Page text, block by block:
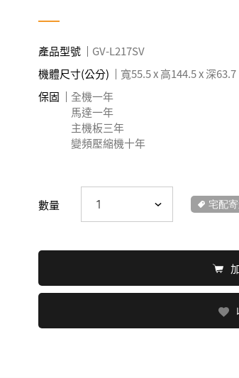
產品型號
GV-L217SV
機體尺寸(公分)
寬55.5 x 高144.5 x 深63.7
保固
全機一年
馬達一年
主機板三年
變頻壓縮機十年
數量 宅配